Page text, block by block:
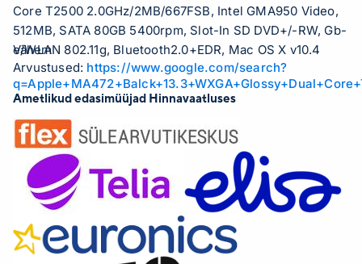
Core T2500 2.0GHz/2MB/667FSB, Intel GMA950 Video,
512MB, SATA 80GB 5400rpm, Slot-In SD DVD+/-RW, Gb-
e/WLAN 802.11g, Bluetooth2.0+EDR, Mac OS X v10.4
Tiger/DDR2-667, 2xUSB2.0/1394/S-video,
DVI/Camera/2.3kg
Vähem
Arvustused: https://www.google.com/search?
Ametlikud edasimüüjad Hinnavaatluses